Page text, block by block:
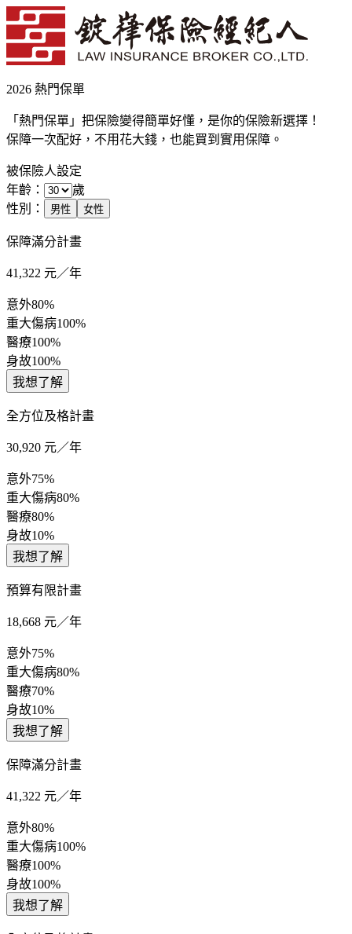
2026 熱門保單
「熱門保單」把保險變得簡單好懂，是你的保險新選擇！
保障一次配好，不用花大錢，也能買到實用保障。
被保險人設定
年齡：
歲
性別：
男性 女性
保障滿分計畫
41,322 元／年
意外80%
重大傷病100%
醫療100%
身故100%
我想了解
全方位及格計畫
30,920 元／年
意外75%
重大傷病80%
醫療80%
身故10%
我想了解
預算有限計畫
18,668 元／年
意外75%
重大傷病80%
醫療70%
身故10%
我想了解
保障滿分計畫
41,322 元／年
意外80%
重大傷病100%
醫療100%
身故100%
我想了解